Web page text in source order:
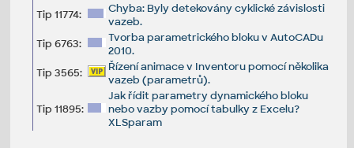
Tip 11774:
Chyba: Byly detekovány cyklické závislosti
vazeb.
Tip 6763:
Tvorba parametrického bloku v AutoCADu
2010.
Tip 3565:
Řízení animace v Inventoru pomocí několika
vazeb (parametrů).
Tip 11895:
Jak řídit parametry dynamického bloku
nebo vazby pomocí tabulky z Excelu?
XLSparam